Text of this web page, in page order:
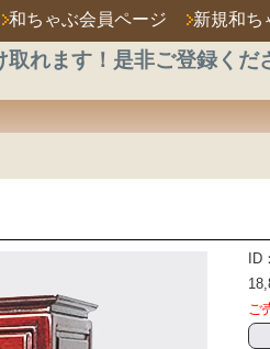
和ちゃぶ会員ページ 新規和ち
れます！是非ご登録くだ
ID
ご